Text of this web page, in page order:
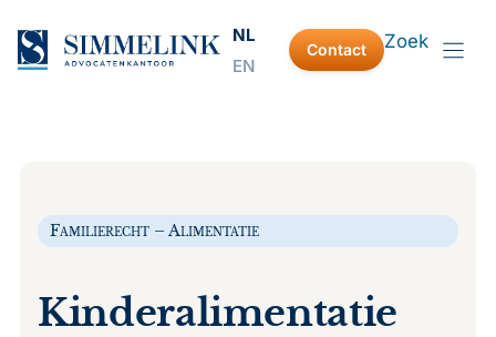
naar
de
Zoek
Contact
NL
EN
Familierecht – Alimentatie
Kinderalimentatie